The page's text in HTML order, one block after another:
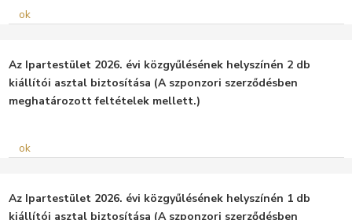
ok
Az Ipartestület 2026. évi közgyűlésének helyszínén 2 db
kiállítói asztal biztosítása (A szponzori szerződésben
meghatározott feltételek mellett.)
ok
Az Ipartestület 2026. évi közgyűlésének helyszínén 1 db
kiállítói asztal biztosítása (A szponzori szerződésben